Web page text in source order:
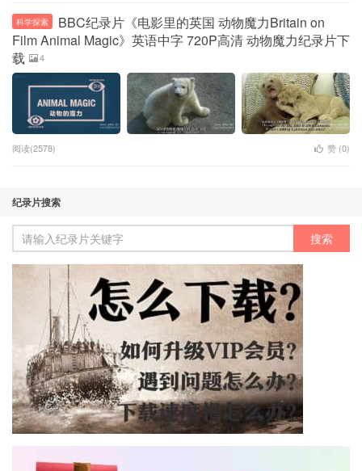
科学探索
BBC纪录片《电影里的英国 动物魔力Britain on
Film Animal Magic》英语中字 720P高清 动物魔力纪录片下
载
4
阅读(2578) 赞 (0)
纪录片搜索